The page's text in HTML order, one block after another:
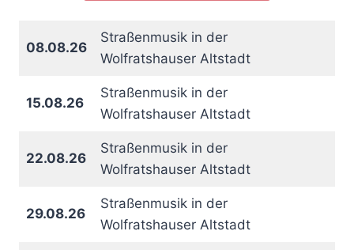
08.08.26
Straßenmusik in der
Wolfratshauser Altstadt
15.08.26
Straßenmusik in der
Wolfratshauser Altstadt
22.08.26
Straßenmusik in der
Wolfratshauser Altstadt
29.08.26
Straßenmusik in der
Wolfratshauser Altstadt